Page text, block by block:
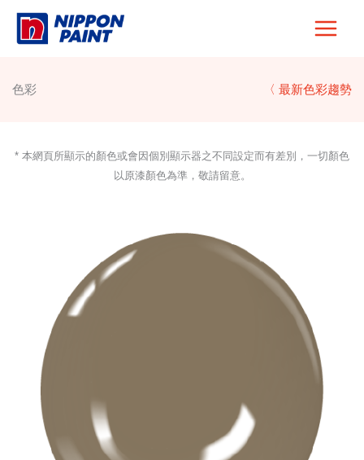
Skip
色彩 〈 最新色彩趨勢
* 本網頁所顯示的顏色或會因個別顯示器之不同設定而有差別，一切顏色
以原漆顏色為準，敬請留意。